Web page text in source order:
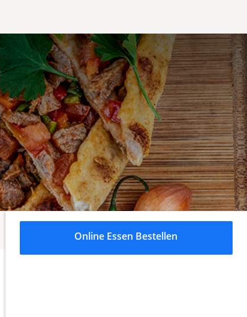
Für den kleinen Hunger
Online Essen Bestellen